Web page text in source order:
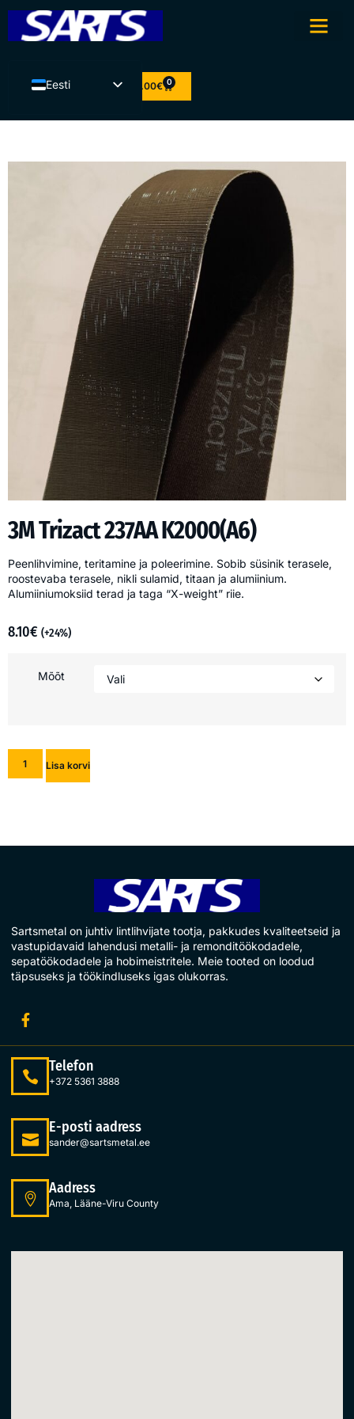
Eesti 0.00€ 0
3M Trizact 237AA K2000(A6)
Peenlihvimine, teritamine ja poleerimine. Sobib süsinik terasele,
roostevaba terasele, nikli sulamid, titaan ja alumiinium.
Alumiiniumoksiid terad ja taga “X-weight” riie.
8.10€ (+24%)
Mõõt
Lisa korvi
Sartsmetal on juhtiv lintlihvijate tootja, pakkudes kvaliteetseid ja
vastupidavaid lahendusi metalli- ja remonditöökodadele,
sepatöökodadele ja hobimeistritele. Meie tooted on loodud
täpsuseks ja töökindluseks igas olukorras.
Telefon
+372 5361 3888
E-posti aadress
sander@sartsmetal.ee
Aadress
Ama, Lääne-Viru County